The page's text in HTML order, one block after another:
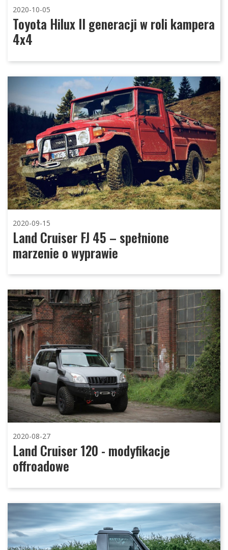
2020-10-05
Toyota Hilux II generacji w roli kampera
4x4
2020-09-15
Land Cruiser FJ 45 – spełnione
marzenie o wyprawie
2020-08-27
Land Cruiser 120 - modyfikacje
offroadowe